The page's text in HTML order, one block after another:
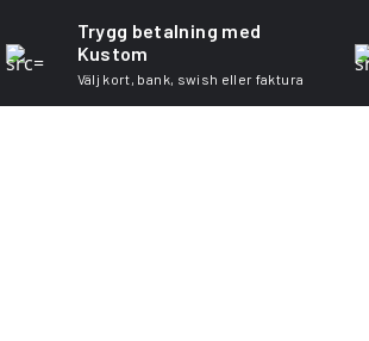
Trygg betalning med
Kustom
Välj kort, bank, swish eller faktura